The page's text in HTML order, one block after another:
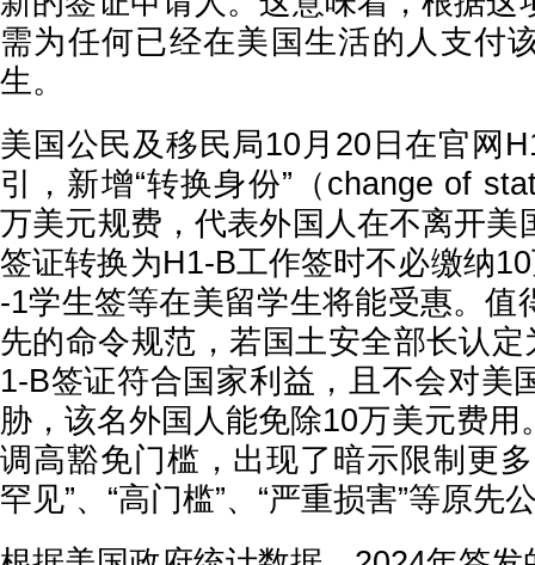
需为任何已经在美国生活的人支付
生。
美国公民及移民局10月20日在官网
引，新增“转换身份”（change of
万美元规费，代表外国人在不离开美
签证转换为H1-B工作签时不必缴纳
-1学生签等在美留学生将能受惠。值
先的命令规范，若国土安全部长认
1-B签证符合国家利益，且不会对美
胁，该名外国人能免除10万美元费用
调高豁免门槛，出现了暗示限制更
罕见”、“高门槛”、“严重损害”等原先